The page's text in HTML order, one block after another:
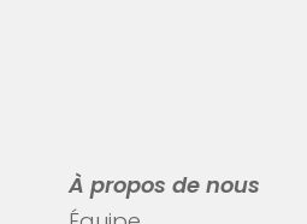
À propos de nous